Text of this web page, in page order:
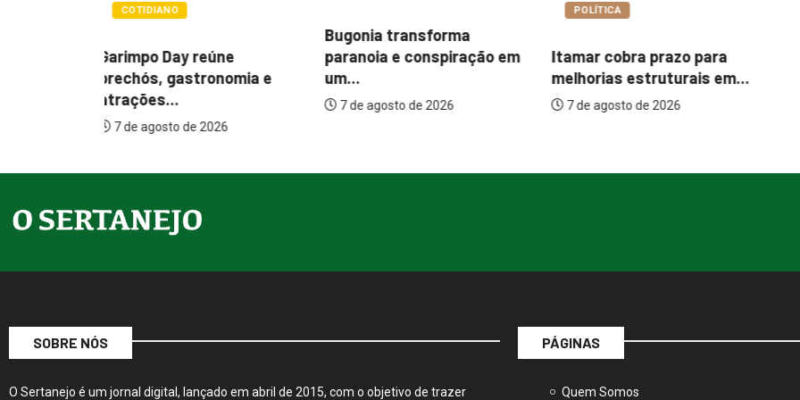
paranoia e conspiração em
um...
7 de agosto de 2026
Itamar cobra prazo para
melhorias estruturais em...
7 de agosto de 2026
COTIDIANO
Garimpo Day reúne
brechós, gastronomia e
atrações...
SOBRE NÓS
O Sertanejo é um jornal digital, lançado em abril de 2015, com o objetivo de trazer
PÁGINAS
Quem Somos